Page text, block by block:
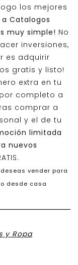
los mejores
Catalogos
muy simple! No
inversiones,
es adquirir
gratis y listo!
extra en tu
completo a
comprar a
y el de tu
limitada
nuevos
vender para
desde casa
y Ropa